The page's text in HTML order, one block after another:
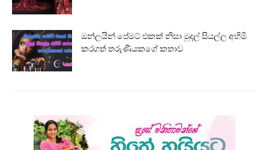
ඔන්ලයින් පේමට් එකක් නිසා මුදල් සියල්ල අහිමි
කරගත් තරුණියකගේ කතාව